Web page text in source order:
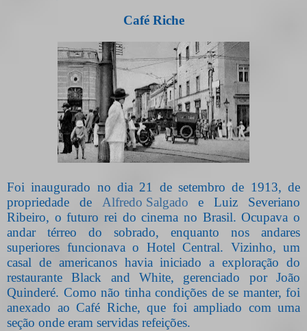
Café Riche
Foi inaugurado no dia 21 de setembro de 1913, de
propriedade de Alfredo Salgado e Luiz Severiano
Ribeiro, o futuro rei do cinema no Brasil. Ocupava o
andar térreo do sobrado, enquanto nos andares
superiores funcionava o Hotel Central. Vizinho, um
casal de americanos havia iniciado a exploração do
restaurante Black and White, gerenciado por João
Quinderé. Como não tinha condições de se manter, foi
anexado ao Café Riche, que foi ampliado com uma
seção onde eram servidas refeições.